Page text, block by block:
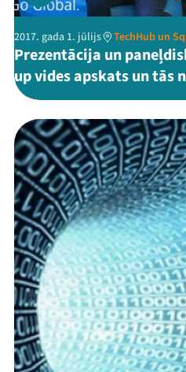
2017. gada 1. jūlijs TechHub un
Prezentācija un
up vides apskats un tās